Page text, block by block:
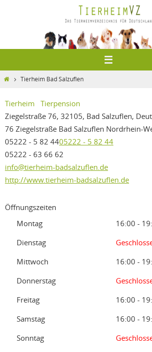
HomeTierheim Bad Salzuflen
Tierheim
Tierpension
Ziegelstraße 76, 32105, Bad Salzuflen,
76 Ziegelstraße Bad Salzuflen Nordrhein-
05222 - 5 82 4405222 - 5 82 44
05222 - 63 66 62
info@tierheim-badsalzuflen.de
http://www.tierheim-badsalzuflen.de
Öffnungszeiten
Montag
16:00 -
Dienstag
Mittwoch
16:00 -
Donnerstag
Freitag
16:00 -
Samstag
16:00 -
Sonntag